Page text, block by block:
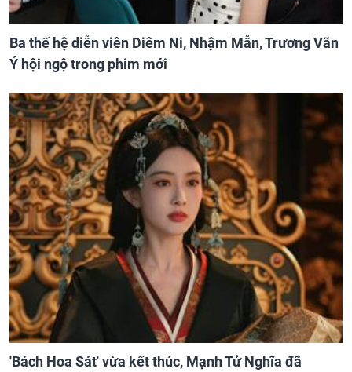
Ba thế hệ diễn viên Diêm Ni, Nhậm Mẫn, Trương Vãn
Ý hội ngộ trong phim mới
'Bách Hoa Sát' vừa kết thúc, Mạnh Tử Nghĩa đã